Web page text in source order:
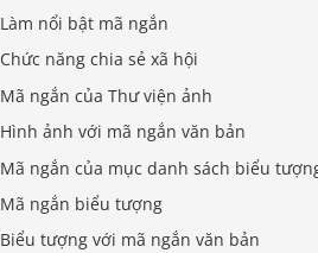
Làm nổi bật mã ngắn
Chức năng chia sẻ xã hội
Mã ngắn của Thư viện ảnh
Hình ảnh với mã ngắn văn bản
Mã ngắn của mục danh sách biểu
Mã ngắn biểu tượng
Biểu tượng với mã ngắn văn bản